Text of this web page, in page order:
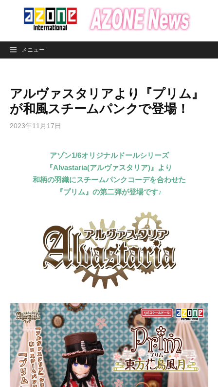
ン
メニュー
アルヴァスタリアより『プリム』
が和風スチームパンクで登場！
2023年11月17日
アゾン1/6オリジナルドールシリーズ
『Alvastaria(アルヴァスタリア)』より
和柄の羽織にスチームパンクコーデを合わせた
『プリム』の第二弾が登場です♪